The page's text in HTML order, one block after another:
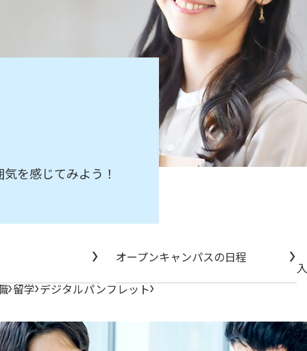
を感じてみよう！
オープンキャンパスの日程
留学 デジタルパンフレット